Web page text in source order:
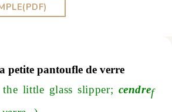
petite pantoufle de verre
little glass slipper; cendref